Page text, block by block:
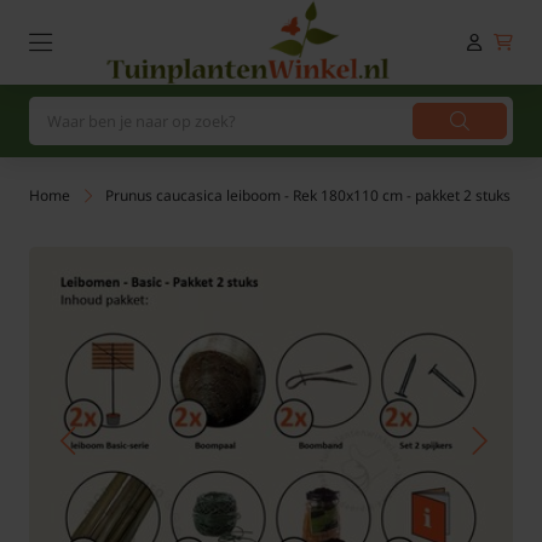
Home Prunus caucasica leiboom - Rek 180x110 cm - pakket 2 stuks